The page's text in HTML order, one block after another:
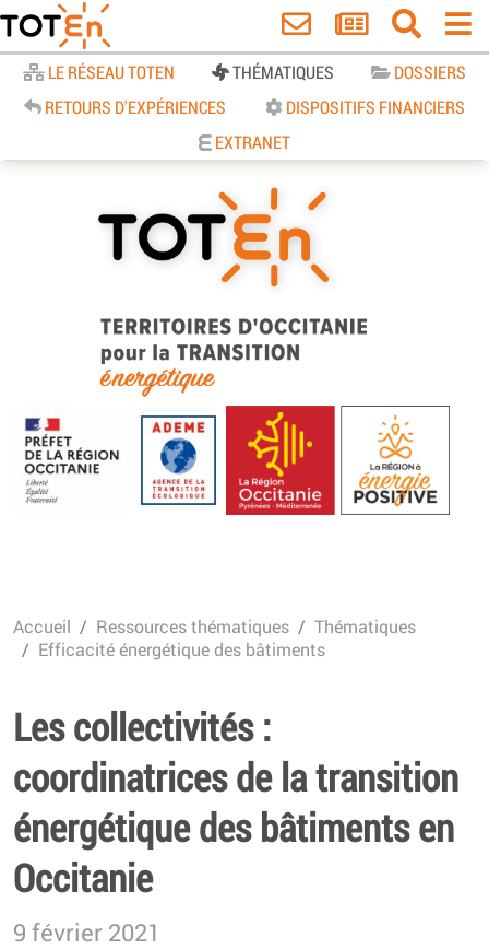
LE RÉSEAU TOTEN THÉMATIQUES
DOSSIERS
RETOURS D'EXPÉRIENCES
DISPOSITIFS FINANCIERS
EXTRANET
TOTEn Occitanie | Territoires
d’Occitanie pour la Transition
Energétique
Accueil Ressources thématiques
Thématiques
Efficacité énergétique des bâtiments
Les collectivités :
coordinatrices de la transition
énergétique des bâtiments en
Occitanie
9 février 2021